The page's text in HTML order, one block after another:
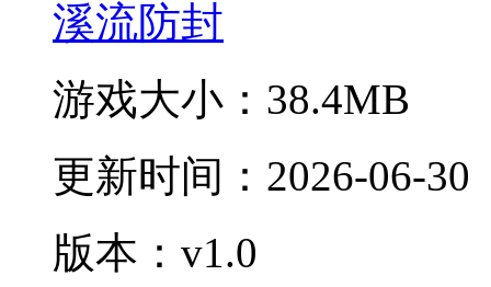
溪流防封
游戏大小： 38.4MB
更新时间： 2026-06-30
版本：v1.0